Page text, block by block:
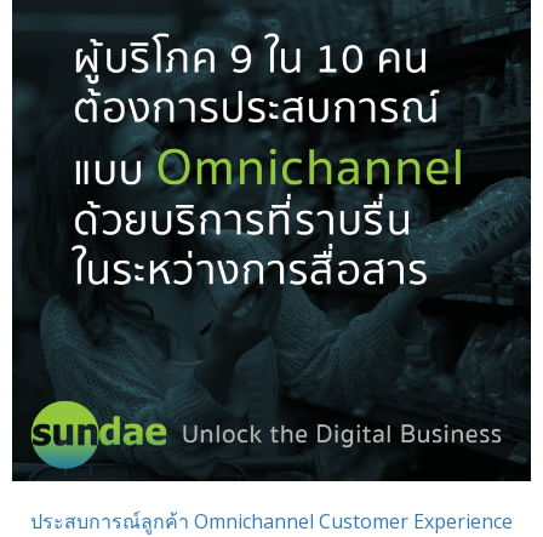
ประสบการณ์ลูกค้า Omnichannel Customer Experience